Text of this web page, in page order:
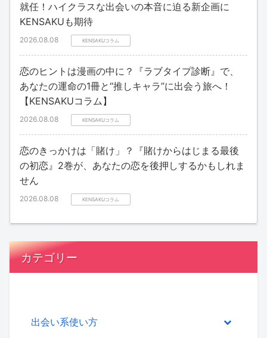
就任！ハイクラスな出会いの本音に迫る新企画に
KENSAKUも期待
2026.08.08 KENSAKUコラム
恋のヒントは漫画の中に？『ラブタイプ診断』で、
あなたの運命の1冊と“推しキャラ”に出会う旅へ！
【KENSAKUコラム】
2026.08.08 KENSAKUコラム
恋のきっかけは「賭け」？『賭けからはじまる最後
の初恋』2巻が、あなたの恋を後押しするかもしれま
せん
2026.08.08 KENSAKUコラム
カテゴリー
出会い系使い方